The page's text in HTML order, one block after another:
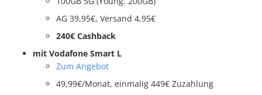
AG 39,95€, Versand 4,95€
240€ Cashback
mit Vodafone Smart L
Zum Angebot
49,99€/Monat, einmalig 449€ Zuzahlung